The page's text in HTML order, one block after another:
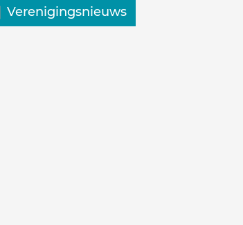
Verenigingsnieuws